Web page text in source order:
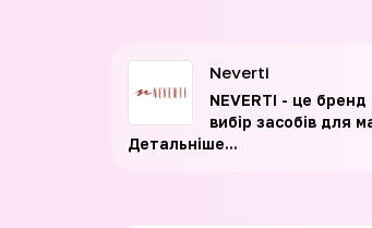
Neverti
NEVERTI - це бренд
вибір засобів для
Детальніше...